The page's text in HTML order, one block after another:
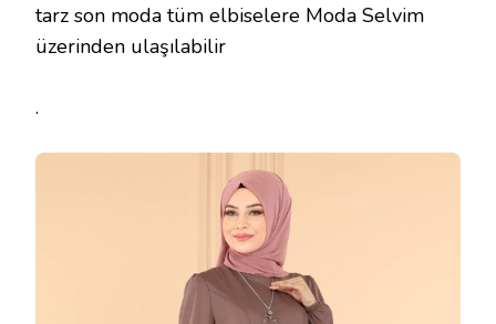
tarz son moda tüm elbiselere Moda Selvim
üzerinden ulaşılabilir
.